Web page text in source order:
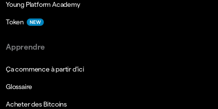
Young Platform Academy
Token NEW
Apprendre
Ça commence à partir d'ici
Glossaire
Acheter des Bitcoins